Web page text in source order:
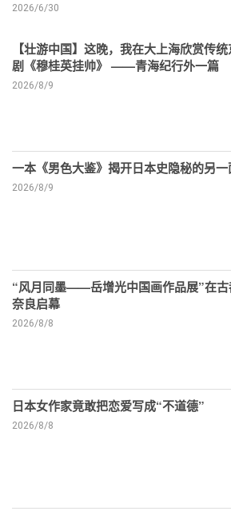
2026/6/30
【壮游中国】这晚，我在大上海欣赏传
剧《穆桂英挂帅》 ——青海纪行外一篇
2026/8/9
一本《男色大鉴》揭开日本史隐秘的另一
2026/8/9
“风月同墨——岳增光中国画作品展”在
奈良启幕
2026/8/8
日本女作家竟敢把恋爱写成“不道德”
2026/8/8